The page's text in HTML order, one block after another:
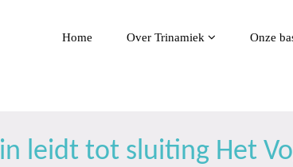
Home Over Trinamiek Onze
leidt tot sluiting Het